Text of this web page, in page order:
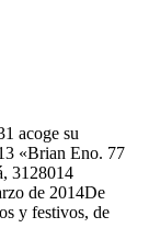
acoge su
«Brian Eno. 77
3128014
de 2014De
y festivos, de